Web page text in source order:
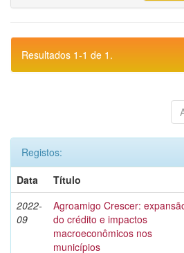
Resultados 1-1 de 1.
Registos:
Data
Título
2022-
09
Agroamigo Crescer:
do crédito e impactos
macroeconômicos nos
municípios